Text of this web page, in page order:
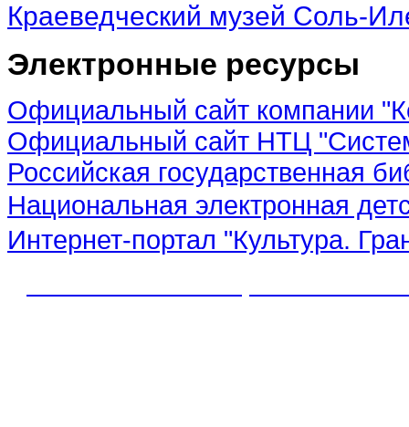
Краеведческий музей Соль-
Электронные ресурсы
Официальный сайт компании
Официальный сайт НТЦ
Российская государственная
Национальная электронная
Интернет-портал "Культура.